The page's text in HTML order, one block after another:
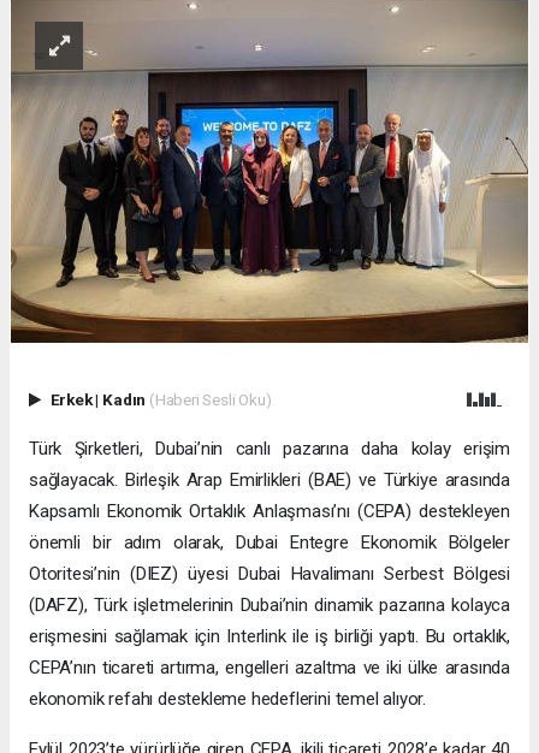
Erkek| Kadın (Haberi Sesli Oku)
Türk Şirketleri, Dubai’nin canlı pazarına daha kolay erişim
sağlayacak. Birleşik Arap Emirlikleri (BAE) ve Türkiye arasında
Kapsamlı Ekonomik Ortaklık Anlaşması’nı (CEPA) destekleyen
önemli bir adım olarak, Dubai Entegre Ekonomik Bölgeler
Otoritesi’nin (DIEZ) üyesi Dubai Havalimanı Serbest Bölgesi
(DAFZ), Türk işletmelerinin Dubai’nin dinamik pazarına kolayca
erişmesini sağlamak için Interlink ile iş birliği yaptı. Bu ortaklık,
CEPA’nın ticareti artırma, engelleri azaltma ve iki ülke arasında
ekonomik refahı destekleme hedeflerini temel alıyor.